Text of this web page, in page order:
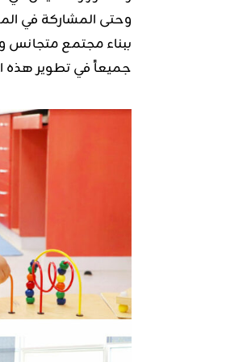
وحتى المشاركة في
ببناء مجتمع
جميعاً في تطوير هذه